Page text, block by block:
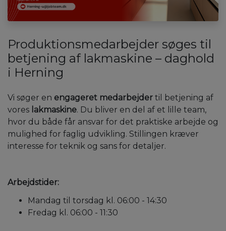
Produktionsmedarbejder søges til
betjening af lakmaskine – daghold
i Herning
Vi søger en engageret medarbejder til betjening af
vores lakmaskine. Du bliver en del af et lille team,
hvor du både får ansvar for det praktiske arbejde og
mulighed for faglig udvikling. Stillingen kræver
interesse for teknik og sans for detaljer.
Arbejdstider:
Mandag til torsdag kl. 06:00 - 14:30
Fredag kl. 06:00 - 11:30